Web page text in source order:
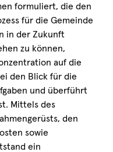
formuliert, die den
für die Gemeinde
in der Zukunft
zu können,
auf die
den Blick für die
und überführt
Mittels des
den
sowie
ein